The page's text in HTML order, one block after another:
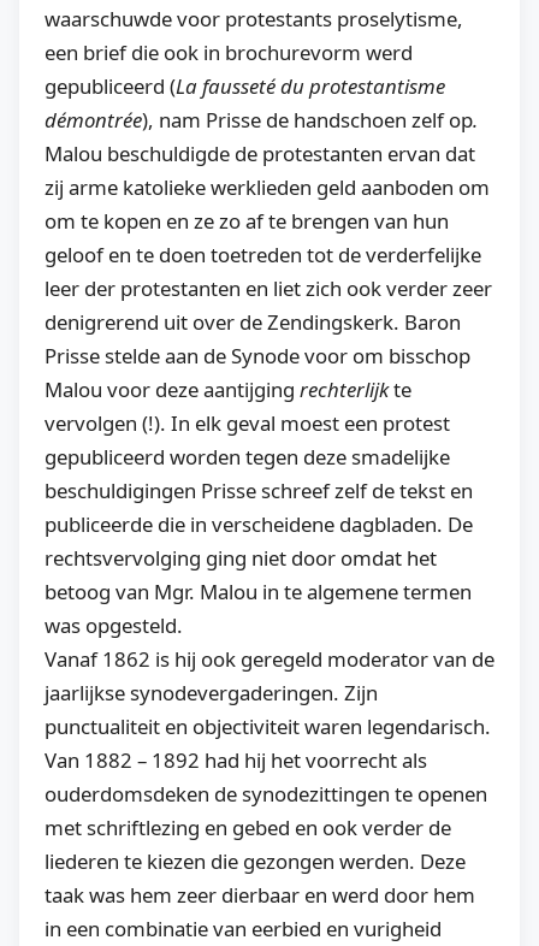
waarschuwde voor protestants proselytisme,
een brief die ook in brochurevorm werd
gepubliceerd (La fausseté du protestantisme
démontrée), nam Prisse de handschoen zelf op.
Malou beschuldigde de protestanten ervan dat
zij arme katolieke werklieden geld aanboden om
om te kopen en ze zo af te brengen van hun
geloof en te doen toetreden tot de verderfelijke
leer der protestanten en liet zich ook verder zeer
denigrerend uit over de Zendingskerk. Baron
Prisse stelde aan de Synode voor om bisschop
Malou voor deze aantijging rechterlijkte
vervolgen (!). In elk geval moest een protest
gepubliceerd worden tegen deze smadelijke
beschuldigingen Prisse schreef zelf de tekst en
publiceerde die in verscheidene dagbladen. De
rechtsvervolging ging niet door omdat het
betoog van Mgr. Malou in te algemene termen
was opgesteld.
Vanaf 1862 is hij ook geregeld moderator van de
jaarlijkse synodevergaderingen. Zijn
punctualiteit en objectiviteit waren legendarisch.
Van 1882 – 1892 had hij het voorrecht als
ouderdomsdeken de synodezittingen te openen
met schriftlezing en gebed en ook verder de
liederen te kiezen die gezongen werden. Deze
taak was hem zeer dierbaar en werd door hem
in een combinatie van eerbied en vurigheid